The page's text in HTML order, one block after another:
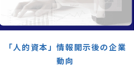
「人的資本」情報開示後の企業
動向